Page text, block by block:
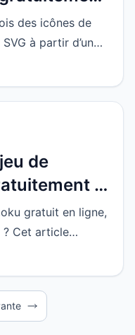
ICO, PNG
des icônes de
à partir d’un
gratuits en
du
de
et
le
gratuit en ligne,
? Cet article
directement
sont les
expérience en